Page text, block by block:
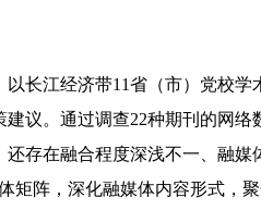
以长江经济带11省（市）党校
建议。通过调查22种期刊的网
还存在融合程度深浅不一、融
矩阵，深化融媒体内容形式，